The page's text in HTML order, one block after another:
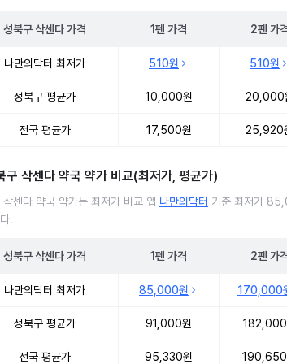
성북구 삭센다가격 1펜 가격 2펜 가
나만의닥터 최저가 510원 510원
성북구 평균가 10,000원 20,000
전국 평균가 17,500원 25,920
구 삭센다 약국 약가 비교(최저가, 평균가)
삭센다 약국 약가는 최저가 비교 앱 나만의닥터 기준 최저가
.
성북구 삭센다가격 1펜 가격 2펜 가
나만의닥터 최저가 85,000원 170,000
성북구 평균가 91,000원 182,000
전국 평균가 95,330원 190,650